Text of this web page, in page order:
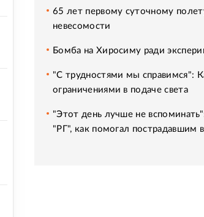
65 лет первому суточному
невесомости
Бомба на Хиросиму ради
"С трудностями мы справимся":
ограничениями в подаче света
"Этот день лучше не
"РГ", как помогал пострадавшим